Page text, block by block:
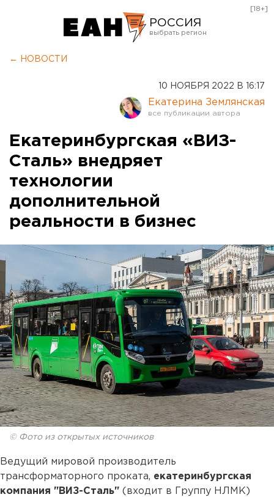
РОССИЯ
Оренбург
[18+]
← НОВОСТИ
10 НОЯБРЯ 2022 В 16:17
Екатерина Землянская
Екатеринбургская «ВИЗ-
Сталь» внедряет
технологии
дополнительной
реальности в бизнес
© Фото из открытых источников
Ведущий мировой производитель
трансформаторного проката, екатеринбургская
компания "ВИЗ-Сталь" (входит в Группу НЛМК)